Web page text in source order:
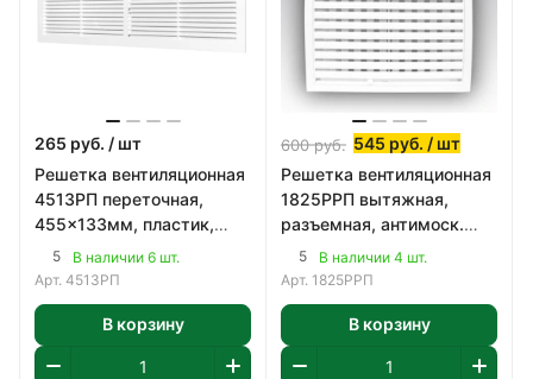
265 руб. / шт
Решетка вентиляционная
4513РП переточная,
455x133мм, пластик,
цвет белый
5
В наличии 6 шт.
Арт. 4513РП
В корзину
600руб. 545 руб. / шт
Решетка вентиляционная
1825РРП вытяжная,
разъемная, антимоск.
сетка, регулируемая,
180x250мм, пласти
5
В наличии 4 шт.
Арт. 1825РРП
В корзину